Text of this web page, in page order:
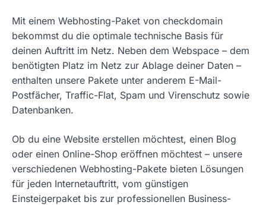
Mit einem Webhosting-Paket von checkdomain
bekommst du die optimale technische Basis für
deinen Auftritt im Netz. Neben dem Webspace – dem
benötigten Platz im Netz zur Ablage deiner Daten –
enthalten unsere Pakete unter anderem E-Mail-
Postfächer, Traffic-Flat, Spam und Virenschutz sowie
Datenbanken.
Ob du eine Website erstellen möchtest, einen Blog
oder einen Online-Shop eröffnen möchtest – unsere
verschiedenen Webhosting-Pakete bieten Lösungen
für jeden Internetauftritt, vom günstigen
Einsteigerpaket bis zur professionellen Business-